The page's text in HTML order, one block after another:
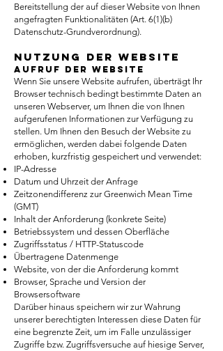
Bereitstellung der auf dieser Website von Ihnen
angefragten Funktionalitäten (Art. 6(1)(b)
Datenschutz-Grundverordnung).
Nutzung der Website
Aufruf der Website
Wenn Sie unsere Website aufrufen, überträgt Ihr
Browser technisch bedingt bestimmte Daten an
unseren Webserver, um Ihnen die von Ihnen
aufgerufenen Informationen zur Verfügung zu
stellen. Um Ihnen den Besuch der Website zu
ermöglichen, werden dabei folgende Daten
erhoben, kurzfristig gespeichert und verwendet:
IP-Adresse
Datum und Uhrzeit der Anfrage
Zeitzonendifferenz zur Greenwich Mean Time
(GMT)
Inhalt der Anforderung (konkrete Seite)
Betriebssystem und dessen Oberfläche
Zugriffsstatus / HTTP-Statuscode
Übertragene Datenmenge
Website, von der die Anforderung kommt
Browser, Sprache und Version der
Browsersoftware
Darüber hinaus speichern wir zur Wahrung
unserer berechtigten Interessen diese Daten für
eine begrenzte Zeit, um im Falle unzulässiger
Zugriffe bzw. Zugriffsversuche auf hiesige Server,